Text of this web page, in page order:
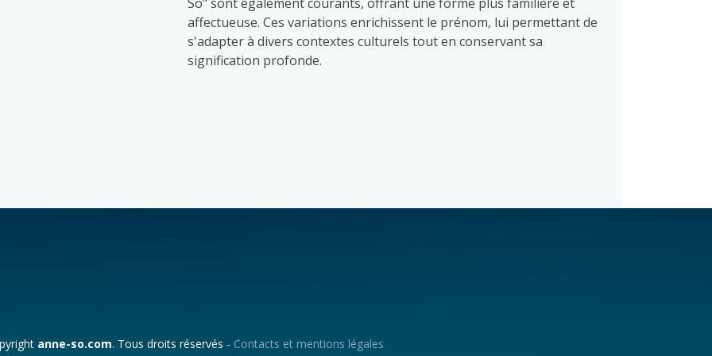
affectueuse. Ces variations enrichissent le prénom, lui permettant de
s'adapter à divers contextes culturels tout en conservant sa
signification profonde.
anne-so.com. Tous droits réservés - Contacts et mentions légales